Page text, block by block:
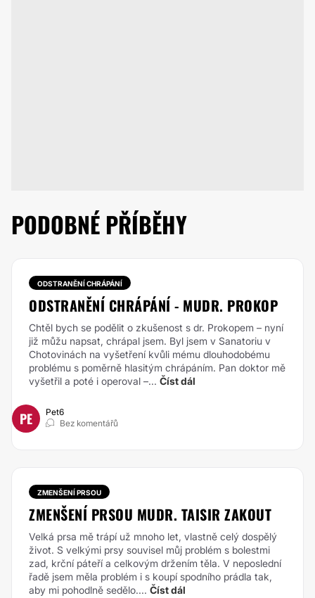
PODOBNÉ PŘÍBĚHY
ODSTRANĚNÍ CHRÁPÁNÍ
ODSTRANĚNÍ CHRÁPÁNÍ - MUDR. PROKOP
Chtěl bych se podělit o zkušenost s dr. Prokopem – nyní
již můžu napsat, chrápal jsem. Byl jsem v Sanatoriu v
Chotovinách na vyšetření kvůli mému dlouhodobému
problému s poměrně hlasitým chrápáním. Pan doktor mě
vyšetřil a poté i operoval –... Číst dál
PE
Pet6
Bez komentářů
ZMENŠENÍ PRSOU
ZMENŠENÍ PRSOU MUDR. TAISIR ZAKOUT
Velká prsa mě trápí už mnoho let, vlastně celý dospělý
život. S velkými prsy souvisel můj problém s bolestmi
zad, krční páteří a celkovým držením těla. V neposlední
řadě jsem měla problém i s koupí spodního prádla tak,
aby mi pohodlně sedělo.... Číst dál